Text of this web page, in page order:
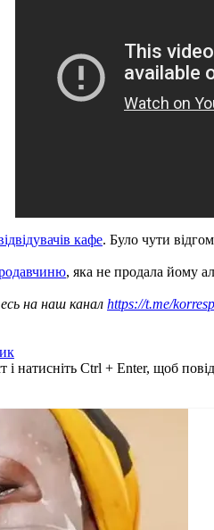
кафе. Було чути
, яка не продала йому
на наш канал https://t.me/
і натисніть Ctrl + Enter, щоб